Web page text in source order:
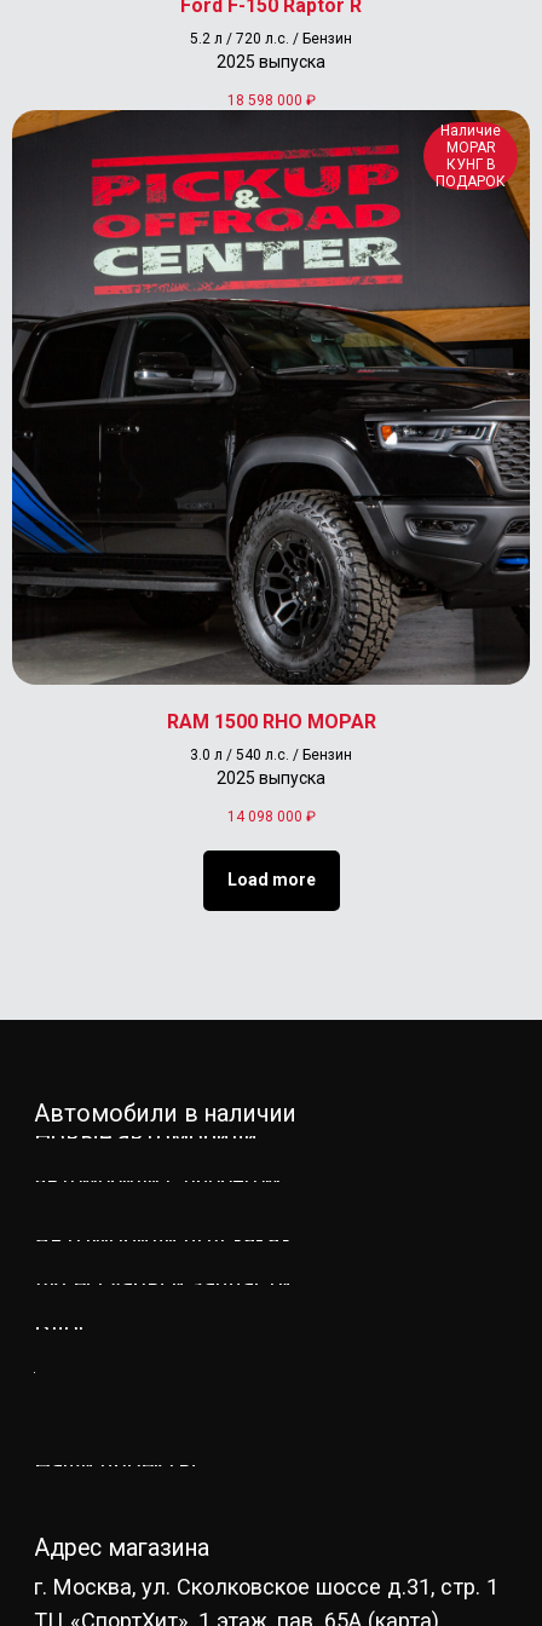
Ford F-150 Raptor R
5.2 л / 720 л.с. / Бензин
2025 выпуска
18 598 000 ₽
Наличие
MOPAR
КУНГ В
ПОДАРОК
RAM 1500 RHO MOPAR
3.0 л / 540 л.с. / Бензин
2025 выпуска
14 098 000 ₽
Load more
г. Москва, ул. Сколковское шоссе д.31, стр. 1
ТЦ «СпортХит», 1 этаж, пав. 65А (карта)
info@pickup-offroad-center.ru
Контакты